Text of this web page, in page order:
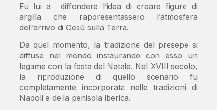
Fu lui a diffondere l’idea di creare figure di
argilla che rappresentassero l’atmosfera
dell’arrivo di Gesù sulla Terra.
Da quel momento, la tradizione del presepe si
diffuse nel mondo instaurando con esso un
legame con la festa del Natale. Nel XVIII secolo,
la riproduzione di quello scenario fu
completamente incorporata nelle tradizioni di
Napoli e della penisola iberica.